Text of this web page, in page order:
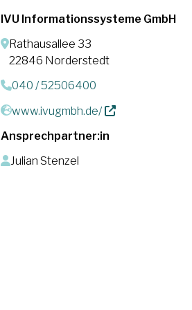
IVU Informationssysteme GmbH
Rathausallee 33
22846 Norderstedt
040 / 52506400
www.ivugmbh.de/
Ansprechpartner:in
Julian Stenzel